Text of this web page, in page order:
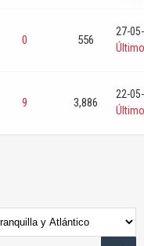
0 556
27-
9 3,886
22-